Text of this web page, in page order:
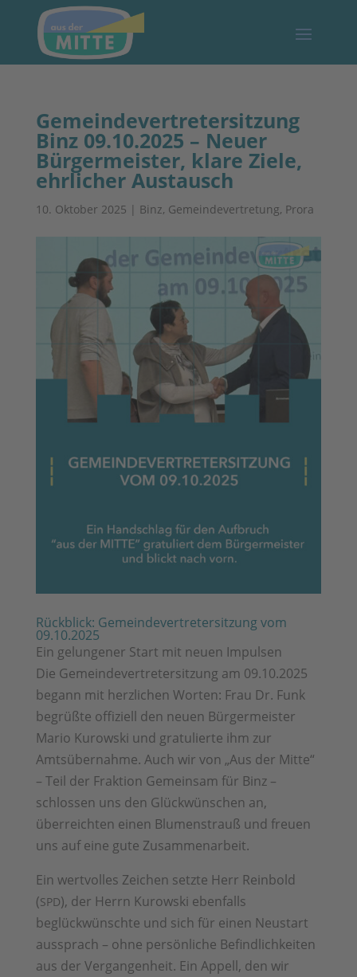
Gemeindevertretersitzung
Binz 09.10.2025 – Neuer
Bürgermeister, klare Ziele,
ehrlicher Austausch
10. Oktober 2025 | Binz, Gemeindevertretung, Prora
Rückblick: Gemeindevertretersitzung vom
09.10.2025
Ein gelungener Start mit neuen Impulsen
Die Gemeindevertretersitzung am 09.10.2025
begann mit herzlichen Worten: Frau Dr. Funk
begrüßte offiziell den neuen Bürgermeister
Mario Kurowski und gratulierte ihm zur
Amtsübernahme. Auch wir von „Aus der Mitte“
– Teil der Fraktion Gemeinsam für Binz –
schlossen uns den Glückwünschen an,
überreichten einen Blumenstrauß und freuen
uns auf eine gute Zusammenarbeit.
Ein wertvolles Zeichen setzte Herr Reinbold
(SPD), der Herrn Kurowski ebenfalls
beglückwünschte und sich für einen Neustart
aussprach – ohne persönliche Befindlichkeiten
aus der Vergangenheit. Ein Appell, den wir